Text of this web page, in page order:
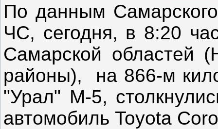
По данным
ЧС, сегодня, в 8:20
Самарской областей
районы), на 866-м
"Урал" М-5,
автомобиль Toyota